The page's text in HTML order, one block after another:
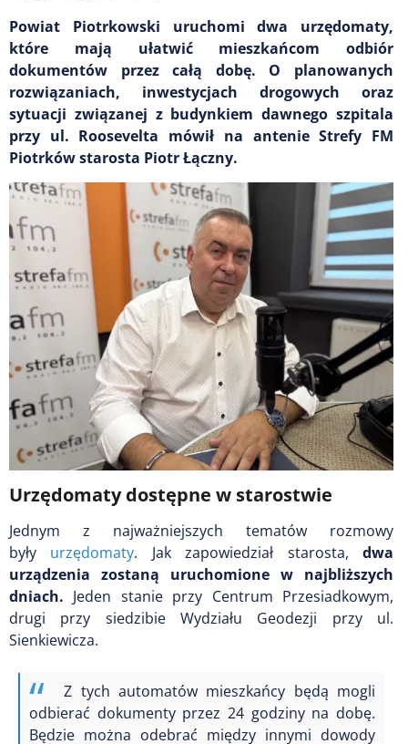
Powiat Piotrkowski uruchomi dwa urzędomaty,
które mają ułatwić mieszkańcom odbiór
dokumentów przez całą dobę. O planowanych
rozwiązaniach, inwestycjach drogowych oraz
sytuacji związanej z budynkiem dawnego szpitala
przy ul. Roosevelta mówił na antenie Strefy FM
Piotrków starosta Piotr Łączny.
Urzędomaty dostępne w starostwie
Jednym z najważniejszych tematów rozmowy
były urzędomaty. Jak zapowiedział starosta, dwa
urządzenia zostaną uruchomione w najbliższych
dniach. Jeden stanie przy Centrum Przesiadkowym,
drugi przy siedzibie Wydziału Geodezji przy ul.
Sienkiewicza.
Z tych automatów mieszkańcy będą mogli
odbierać dokumenty przez 24 godziny na dobę.
Będzie można odebrać między innymi dowody